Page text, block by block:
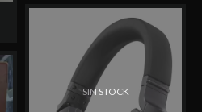
SIN STOCK